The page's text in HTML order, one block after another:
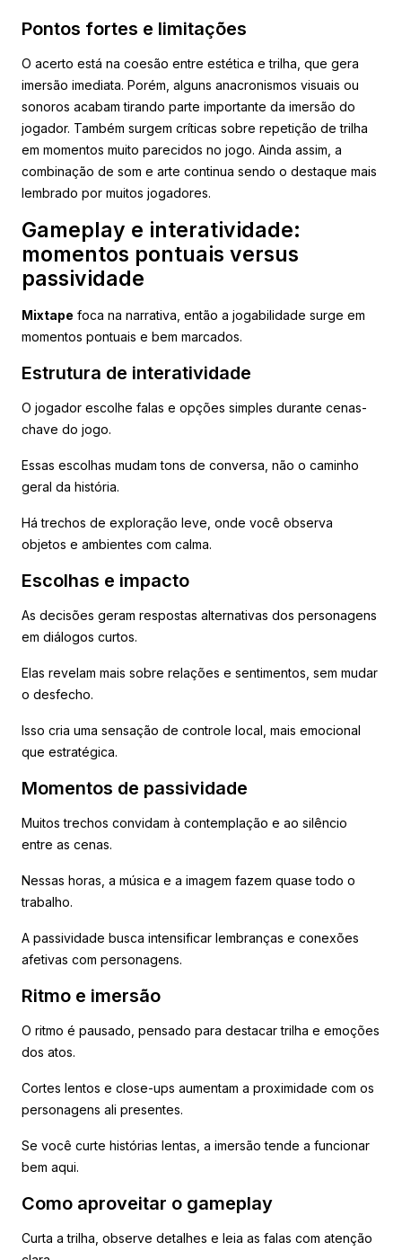
Pontos fortes e limitações
O acerto está na coesão entre estética e trilha, que gera
imersão imediata. Porém, alguns anacronismos visuais ou
sonoros acabam tirando parte importante da imersão do
jogador. Também surgem críticas sobre repetição de trilha
em momentos muito parecidos no jogo. Ainda assim, a
combinação de som e arte continua sendo o destaque mais
lembrado por muitos jogadores.
Gameplay e interatividade:
momentos pontuais versus
passividade
Mixtape foca na narrativa, então a jogabilidade surge em
momentos pontuais e bem marcados.
Estrutura de interatividade
O jogador escolhe falas e opções simples durante cenas-
chave do jogo.
Essas escolhas mudam tons de conversa, não o caminho
geral da história.
Há trechos de exploração leve, onde você observa
objetos e ambientes com calma.
Escolhas e impacto
As decisões geram respostas alternativas dos personagens
em diálogos curtos.
Elas revelam mais sobre relações e sentimentos, sem mudar
o desfecho.
Isso cria uma sensação de controle local, mais emocional
que estratégica.
Momentos de passividade
Muitos trechos convidam à contemplação e ao silêncio
entre as cenas.
Nessas horas, a música e a imagem fazem quase todo o
trabalho.
A passividade busca intensificar lembranças e conexões
afetivas com personagens.
Ritmo e imersão
O ritmo é pausado, pensado para destacar trilha e emoções
dos atos.
Cortes lentos e close-ups aumentam a proximidade com os
personagens ali presentes.
Se você curte histórias lentas, a imersão tende a funcionar
bem aqui.
Como aproveitar o gameplay
Curta a trilha, observe detalhes e leia as falas com atenção